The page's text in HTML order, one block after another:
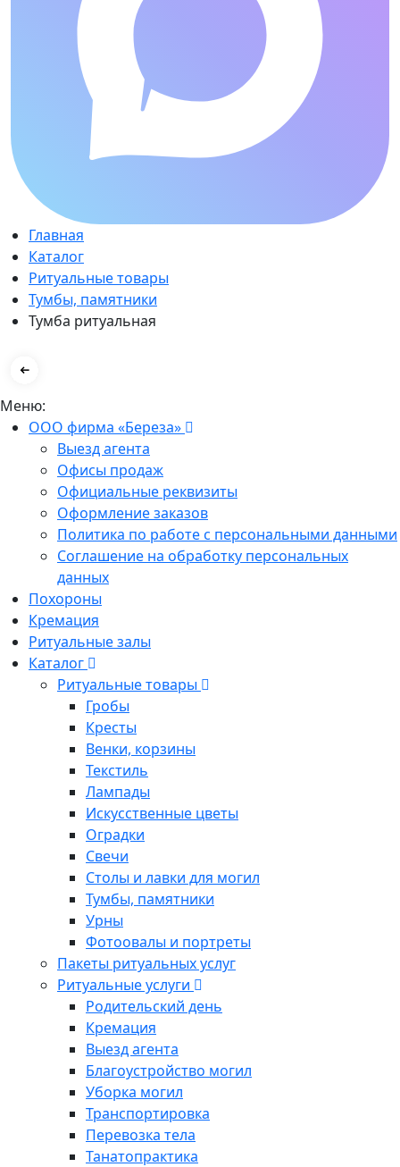
Меню:
ООО фирма «Береза»
Выезд агента
Офисы продаж
Официальные реквизиты
Оформление заказов
Политика по работе с персональными данными
Соглашение на обработку персональных
данных
Похороны
Кремация
Ритуальные залы
Каталог
Ритуальные товары
Гробы
Кресты
Венки, корзины
Текстиль
Лампады
Искусственные цветы
Оградки
Свечи
Столы и лавки для могил
Тумбы, памятники
Урны
Фотоовалы и портреты
Пакеты ритуальных услуг
Ритуальные услуги
Родительский день
Кремация
Выезд агента
Благоустройство могил
Уборка могил
Транспортировка
Перевозка тела
Танатопрактика
Главная
Каталог
Ритуальные товары
Тумбы, памятники
Тумба ритуальная